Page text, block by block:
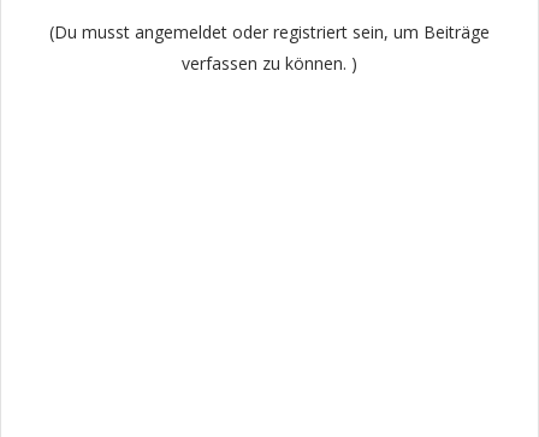
(Du musst angemeldet oder registriert sein, um Beiträge
verfassen zu können. )